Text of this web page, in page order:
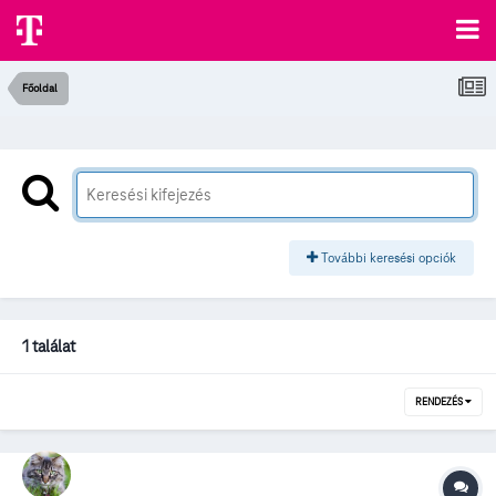
Főoldal
További keresési opciók
1 találat
RENDEZÉS